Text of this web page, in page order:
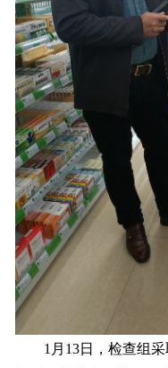
1月13日，检查组采